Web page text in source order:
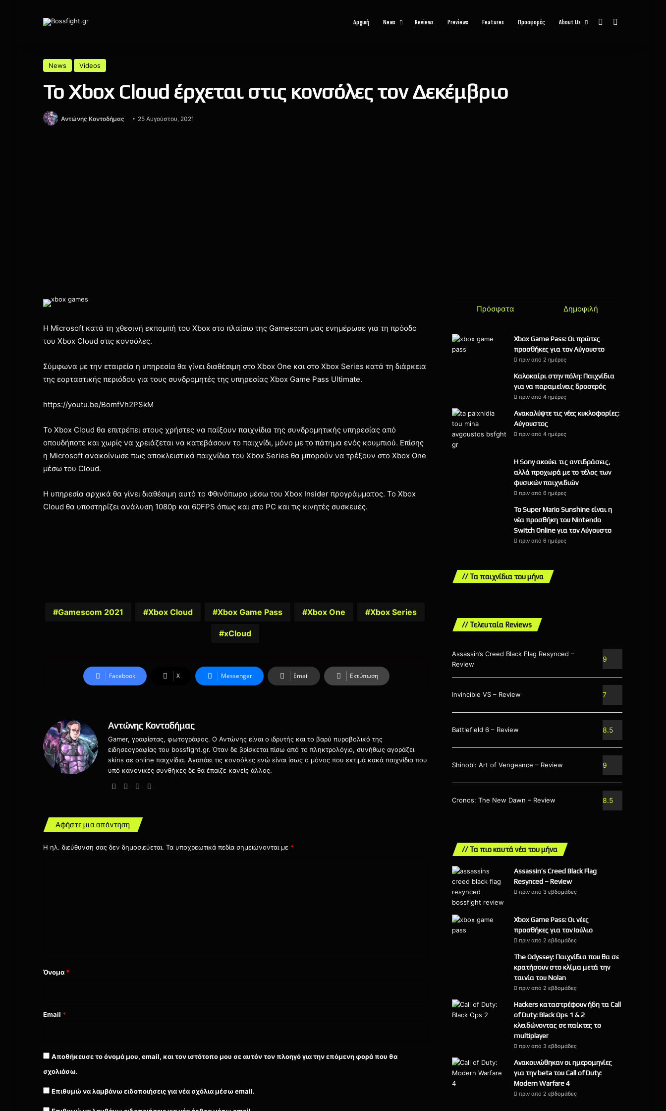
Αρχική News Reviews Previews Features Προσφορές About Us Sidebar
News Videos
Το Xbox Cloud έρχεται στις κονσόλες τον Δεκέμβριο
Αντώνης Κοντοδήμας 25 Αυγούστου, 2021
Η Microsoft κατά τη χθεσινή εκπομπή του Xbox στο πλαίσιο της Gamescom μας ενημέρωσε για τη πρόοδο
του Xbox Cloud στις κονσόλες.
Σύμφωνα με την εταιρεία η υπηρεσία θα γίνει διαθέσιμη στο Xbox One και στο Xbox Series κατά τη διάρκεια
της εορταστικής περιόδου για τους συνδρομητές της υπηρεσίας Xbox Game Pass Ultimate.
https://youtu.be/BomfVh2PSkM
Το Xbox Cloud θα επιτρέπει στους χρήστες να παίξουν παιχνίδια της συνδρομητικής υπηρεσίας από
οπουδήποτε και χωρίς να χρειάζεται να κατεβάσουν το παιχνίδι, μόνο με το πάτημα ενός κουμπιού. Επίσης
η Microsoft ανακοίνωσε πως αποκλειστικά παιχνίδια του Xbox Series θα μπορούν να τρέξουν στο Xbox One
μέσω του Cloud.
Η υπηρεσία αρχικά θα γίνει διαθέσιμη αυτό το Φθινόπωρο μέσω του Xbox Insider προγράμματος. Το Xbox
Cloud θα υποστηρίζει ανάλυση 1080p και 60FPS όπως και στο PC και τις κινητές συσκευές.
Gamescom 2021 Xbox Cloud Xbox Game Pass Xbox One Xbox Series
xCloud
Facebook X Messenger Email Εκτύπωση
Αντώνης Κοντοδήμας
Gamer, γραφίστας, φωτογράφος. Ο Αντώνης είναι ο ιδρυτής και το βαρύ πυροβολικό της
ειδησεογραφίας του bossfight.gr. Όταν δε βρίσκεται πίσω από το πληκτρολόγιο, συνήθως αγοράζει
skins σε online παιχνίδια. Αγαπάει τις κονσόλες ενώ είναι ίσως ο μόνος που εκτιμά κακά παιχνίδια που
υπό κανονικές συνθήκες δε θα έπαιζε κανείς άλλος.
WebsiteFacebook
X
Αφήστε μια απάντηση
Η ηλ. διεύθυνση σας δεν δημοσιεύεται. Τα υποχρεωτικά πεδία σημειώνονται με *
Όνομα *
Email *
Αποθήκευσε το όνομά μου, email, και τον ιστότοπο μου σε αυτόν τον πλοηγό για την επόμενη φορά που θα
σχολιάσω.
Επιθυμώ να λαμβάνω ειδοποιήσεις για νέα σχόλια μέσω email.
Πρόσφατα Δημοφιλή
Xbox Game Pass: Οι πρώτες
προσθήκες για τον Αύγουστο
πριν από 2 ημέρες
Καλοκαίρι στην πόλη: Παιχνίδια
για να παραμείνεις δροσερός
πριν από 4 ημέρες
Ανακαλύψτε τις νέες κυκλοφορίες:
Αύγουστος
πριν από 4 ημέρες
Η Sony ακούει τις αντιδράσεις,
αλλά προχωρά με το τέλος των
φυσικών παιχνιδιών
πριν από 6 ημέρες
Το Super Mario Sunshine είναι η
νέα προσθήκη του Nintendo
Switch Online για τον Αύγουστο
πριν από 6 ημέρες
// Τα παιχνίδια του μήνα
// Τελευταία Reviews
Assassin’s Creed Black Flag Resynced –
Review
9
Invincible VS – Review 7
Battlefield 6 – Review 8.5
Shinobi: Art of Vengeance – Review 9
Cronos: The New Dawn – Review 8.5
// Τα πιο καυτά νέα του μήνα
9
Assassin’s Creed Black Flag
Resynced – Review
πριν από 3 εβδομάδες
Xbox Game Pass: Οι νέες
προσθήκες για τον Ιούλιο
πριν από 2 εβδομάδες
The Odyssey: Παιχνίδια που θα σε
κρατήσουν στο κλίμα μετά την
ταινία του Nolan
πριν από 2 εβδομάδες
Hackers καταστρέφουν ήδη τα Call
of Duty: Black Ops 1 & 2
κλειδώνοντας σε παίκτες το
multiplayer
πριν από 3 εβδομάδες
Ανακοινώθηκαν οι ημερομηνίες
για την beta του Call of Duty:
Modern Warfare 4
πριν από 2 εβδομάδες